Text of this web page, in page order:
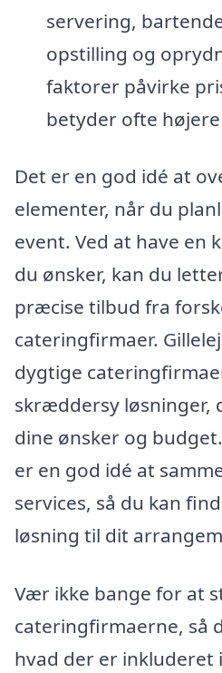
servering,
opstilling og
faktorer påvirke
betyder ofte
Det er en god idé at
elementer, når du
event. Ved at have en
du ønsker, kan du
præcise tilbud fra
cateringfirmaer.
dygtige
skræddersy løsninger,
dine ønsker og
er en god idé at
services, så du kan
løsning til dit
Vær ikke bange for at
cateringfirmaerne, så
hvad der er inkluderet